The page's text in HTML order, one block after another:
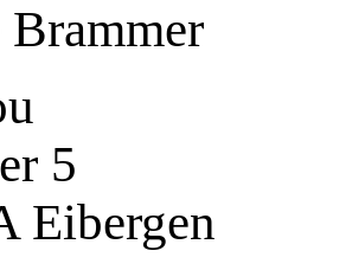
5
Eibergen